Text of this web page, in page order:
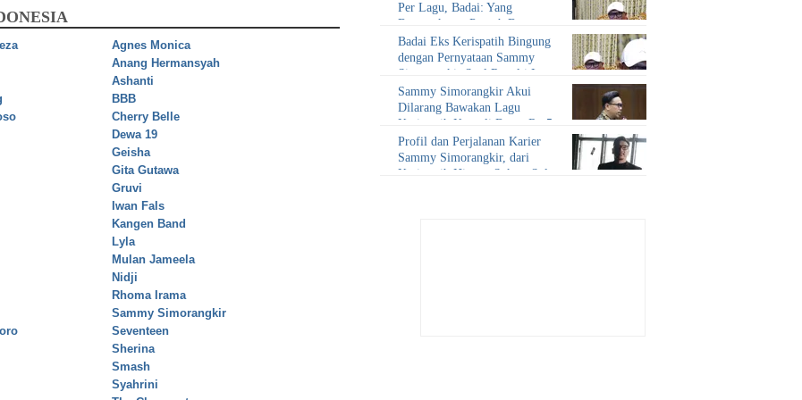
Agnes Monica
Anang Hermansyah
Ashanti
BBB
Cherry Belle
Dewa 19
Geisha
Gita Gutawa
Gruvi
Iwan Fals
Kangen Band
Lyla
Mulan Jameela
Nidji
Rhoma Irama
Sammy Simorangkir
Seventeen
Sherina
Smash
Syahrini
Per Lagu, Badai: Yang
Bersangkutan Pernah Bayar
Enggak?
Badai Eks Kerispatih Bingung
dengan Pernyataan Sammy
Simorangkir Soal Royalti Lagu,
Merasa Dirugikan
Sammy Simorangkir Akui
Dilarang Bawakan Lagu
Kerispatih Kecuali Bayar Rp 5
Juta per Lagu
Profil dan Perjalanan Karier
Sammy Simorangkir, dari
Kerispatih Hingga Sukses Solo